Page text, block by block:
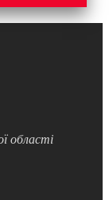
області